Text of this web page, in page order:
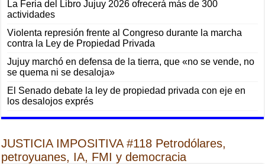
La Feria del Libro Jujuy 2026 ofrecerá más de 300
actividades
Violenta represión frente al Congreso durante la marcha
contra la Ley de Propiedad Privada
Jujuy marchó en defensa de la tierra, que «no se vende, no
se quema ni se desaloja»
El Senado debate la ley de propiedad privada con eje en
los desalojos exprés
JUSTICIA IMPOSITIVA #118 Petrodólares,
petroyuanes, IA, FMI y democracia